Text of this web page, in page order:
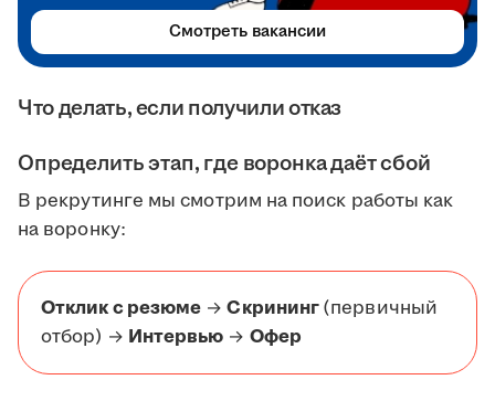
Что делать, если получили отказ
Определить этап, где воронка даёт сбой
В рекрутинге мы смотрим на поиск работы как
на воронку:
Отклик с резюме →Скрининг(первичный
отбор) → Интервью → Офер
Смотреть вакансии